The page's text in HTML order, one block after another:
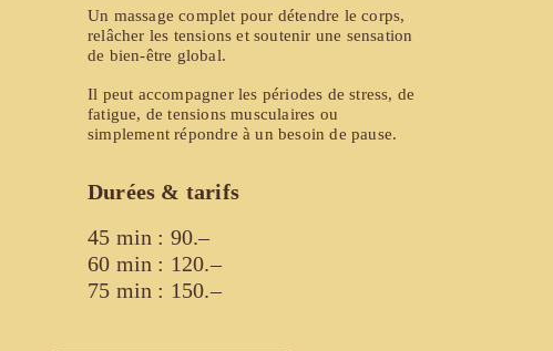
Un massage complet pour détendre le corps,
relâcher les tensions et soutenir une sensation
de bien-être global.
Il peut accompagner les périodes de stress, de
fatigue, de tensions musculaires ou
simplement répondre à un besoin de pause.
Durées & tarifs
45 min : 90.–
60 min : 120.–
75 min : 150.–